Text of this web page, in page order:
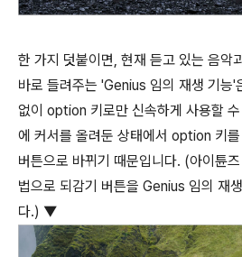
한 가지 덧붙이면, 현재 듣고 있는 음악
바로 들려주는 'Genius 임의 재생 기능'
없이 option 키로만 신속하게 사용할
에 커서를 올려둔 상태에서 option 키
버튼으로 바뀌기 때문입니다. (아이튠
법으로 되감기 버튼을 Genius 임의 재
다.) ▼